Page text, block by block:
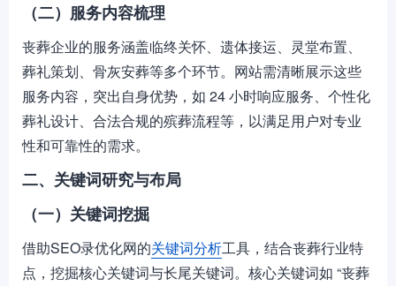
（二）服务内容梳理
丧葬企业的服务涵盖临终关怀、遗体接运、灵堂布置、
葬礼策划、骨灰安葬等多个环节。网站需清晰展示这些
服务内容，突出自身优势，如 24 小时响应服务、个性化
葬礼设计、合法合规的殡葬流程等，以满足用户对专业
性和可靠性的需求。
二、关键词研究与布局
（一）关键词挖掘
借助SEO录优化网的关键词分析工具，结合丧葬行业特
点，挖掘核心关键词与长尾关键词。核心关键词如 “丧葬